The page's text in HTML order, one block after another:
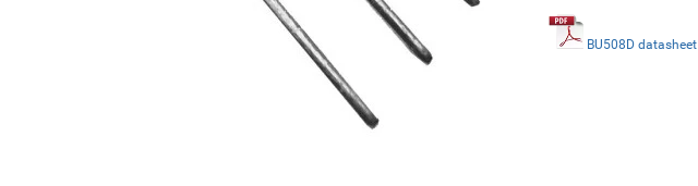
BU508D datasheet